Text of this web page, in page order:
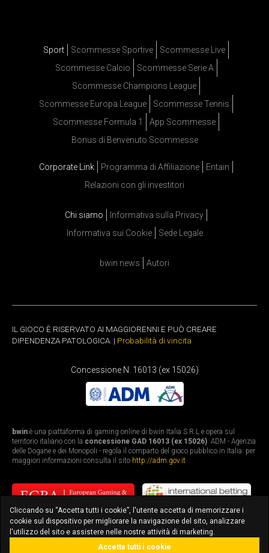
Sport Scommesse Sportive
Scommesse Live
Scommesse Calcio
Scommesse Serie A
Scommesse Champions League
Scommesse Europa League
Scommesse Tennis
Scommesse Formula 1
App Scommesse
Bonus di Benvenuto Scommesse
Corporate Link Programma di Affiliazione
Entain
Relazioni con gli investitori
Chi siamo
Informativa sulla Privacy
Informativa sui Cookie
Sede Legale
bwin news Autori
IL GIOCO È RISERVATO AI MAGGIORENNI E PUÒ CREARE
DIPENDENZA PATOLOGICA. | Probabilità di vincita
Concessione N. 16013 (ex 15026)
bwin è una piattaforma di gaming online di bwin Italia S.R.L e opera sul
territorio italiano con la concessione GAD 16013 (ex 15026). ADM - Agenzia
delle Dogane e dei Monopoli - regola il comparto del gioco pubblico in Italia: per
maggiori informazioni consulta il sito http://adm.gov.it
Cliccando su “Accetta tutti i cookie”, l'utente accetta di memorizzare i
cookie sul dispositivo per migliorare la navigazione del sito, analizzare
l'utilizzo del sito e assistere nelle nostre attività di marketing.
Accetta tutti i cookie